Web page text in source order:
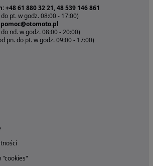
+48 61 880 32 21, 48 539 146 861
pt. w godz. 08:00 - 17:00)
nd. w godz. 08:00 - 20:00)
pn. do pt. w godz. 09:00 - 17:00)
"cookies"